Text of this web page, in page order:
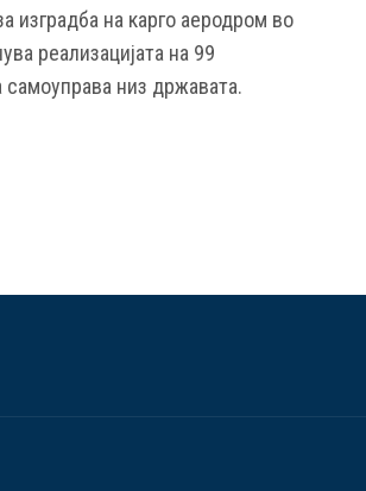
изградба на карго аеродром во
реализацијата на 99
низ државата.